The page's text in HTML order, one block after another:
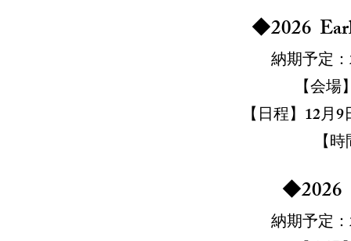
◆2026
納期予定
【会
【日程】12月
【
◆2026
納期予定